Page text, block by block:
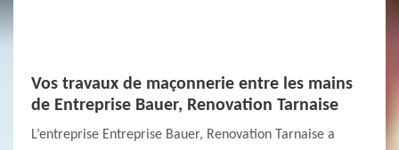
Vos travaux de maçonnerie entre les mains
de Entreprise Bauer, Renovation Tarnaise
L’entreprise Entreprise Bauer, Renovation Tarnaise a